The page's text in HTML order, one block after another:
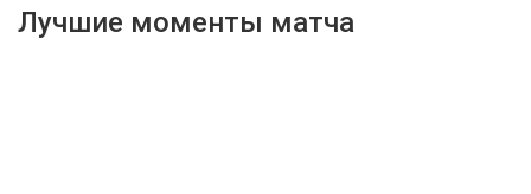
Лучшие моменты матча